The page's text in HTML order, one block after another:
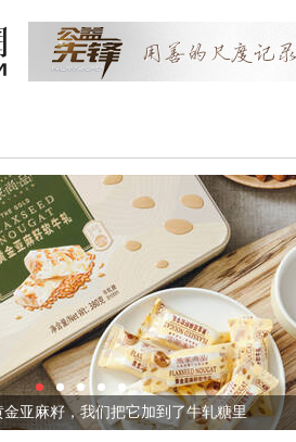
把它加到了牛轧糖里 被列入